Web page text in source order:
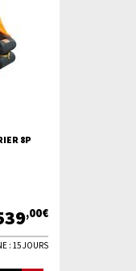
8P
,00€
: 15 JOURS